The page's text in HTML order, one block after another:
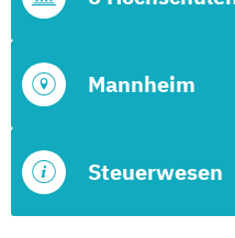
Steuerwesen
Mannheim